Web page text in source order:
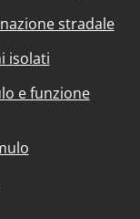
stradale
isolati
e funzione